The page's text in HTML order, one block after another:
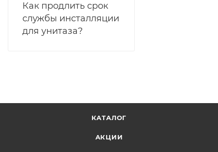
Как продлить срок
службы инсталляции
для унитаза?
КАТАЛОГ
АКЦИИ